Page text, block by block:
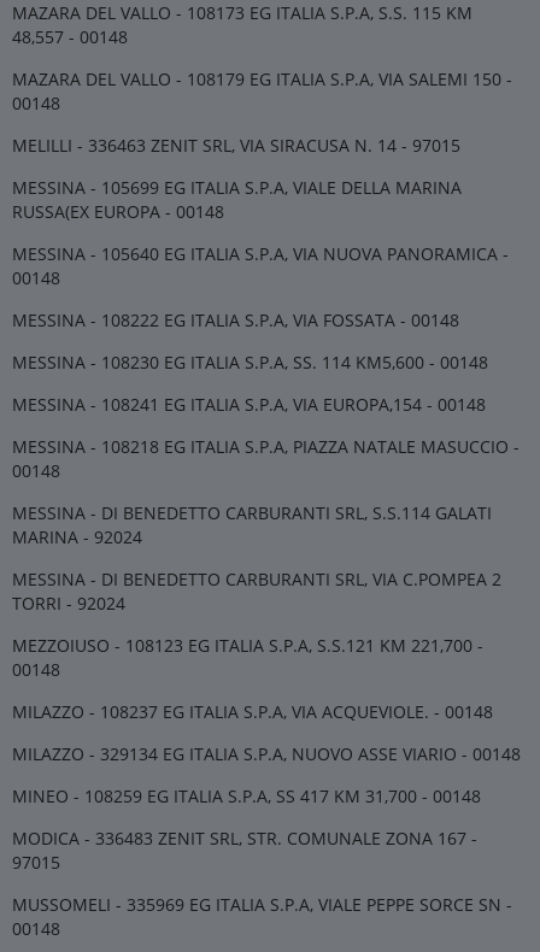
MAZARA DEL VALLO - 108173 EG ITALIA S.P.A, S.S. 115 KM
48,557 - 00148
MAZARA DEL VALLO - 108179 EG ITALIA S.P.A, VIA SALEMI 150 -
00148
MELILLI - 336463 ZENIT SRL, VIA SIRACUSA N. 14 - 97015
MESSINA - 105699 EG ITALIA S.P.A, VIALE DELLA MARINA
RUSSA(EX EUROPA - 00148
MESSINA - 105640 EG ITALIA S.P.A, VIA NUOVA PANORAMICA -
00148
MESSINA - 108222 EG ITALIA S.P.A, VIA FOSSATA - 00148
MESSINA - 108230 EG ITALIA S.P.A, SS. 114 KM5,600 - 00148
MESSINA - 108241 EG ITALIA S.P.A, VIA EUROPA,154 - 00148
MESSINA - 108218 EG ITALIA S.P.A, PIAZZA NATALE MASUCCIO -
00148
MESSINA - DI BENEDETTO CARBURANTI SRL, S.S.114 GALATI
MARINA - 92024
MESSINA - DI BENEDETTO CARBURANTI SRL, VIA C.POMPEA 2
TORRI - 92024
MEZZOIUSO - 108123 EG ITALIA S.P.A, S.S.121 KM 221,700 -
00148
MILAZZO - 108237 EG ITALIA S.P.A, VIA ACQUEVIOLE. - 00148
MILAZZO - 329134 EG ITALIA S.P.A, NUOVO ASSE VIARIO - 00148
MINEO - 108259 EG ITALIA S.P.A, SS 417 KM 31,700 - 00148
MODICA - 336483 ZENIT SRL, STR. COMUNALE ZONA 167 -
97015
MUSSOMELI - 335969 EG ITALIA S.P.A, VIALE PEPPE SORCE SN -
00148